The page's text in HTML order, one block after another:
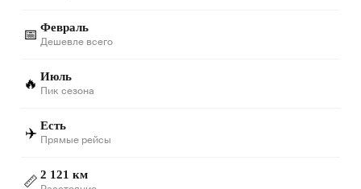
📅 Февраль
Дешевле всего
🔥 Июль
Пик сезона
✈️ Есть
Прямые рейсы
📏 2 121 км